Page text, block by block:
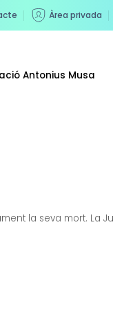
Àrea privada
Antonius Musa
la seva mort. La